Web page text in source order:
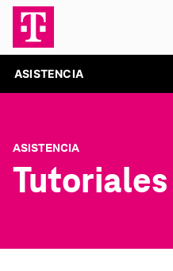
ASISTENCIA
ASISTENCIA
Tutoriales